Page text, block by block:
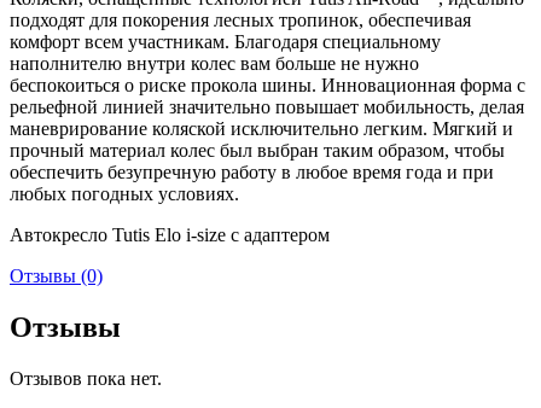
подходят для покорения лесных тропинок, обеспечивая
комфорт всем участникам. Благодаря специальному
наполнителю внутри колес вам больше не нужно
беспокоиться о риске прокола шины. Инновационная форма с
рельефной линией значительно повышает мобильность, делая
маневрирование коляской исключительно легким. Мягкий и
прочный материал колес был выбран таким образом, чтобы
обеспечить безупречную работу в любое время года и при
любых погодных условиях.
Автокресло Tutis Elo i-size с адаптером
Отзывы (0)
Отзывы
Отзывов пока нет.